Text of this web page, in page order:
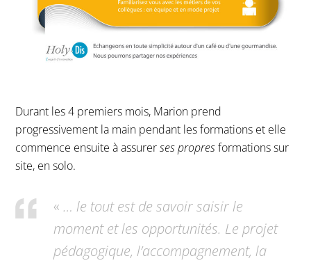
Durant les 4 premiers mois, Marion prend
progressivement la main pendant les formations et elle
commence ensuite à assurerses propresformations sur
site, en solo.
«… le tout est de savoir saisir le
moment et les opportunités. Le projet
pédagogique, l’accompagnement, la